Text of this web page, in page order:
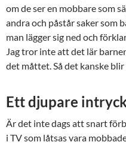
om de ser en mobbare som
andra och påstår saker som
man lägger sig ned och
Jag tror inte att det lär
det måttet. Så det kanske
Ett djupare
Är det inte dags att snart
i TV som låtsas vara